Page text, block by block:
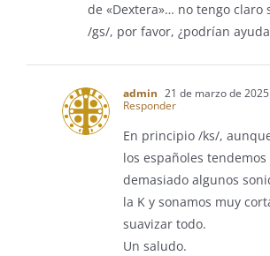
de «Dextera»… no tengo claro
/gs/, por favor, ¿podrían
admin 21 de marzo de
Responder
En principio /ks/,
los españoles
demasiado algunos
la K y sonamos muy
suavizar todo.
Un saludo.